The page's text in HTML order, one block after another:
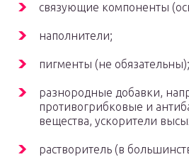
связующие компоненты
наполнители;
пигменты (не обязательны);
разнородные добавки,
противогрибковые и
вещества, ускорители
растворитель (в